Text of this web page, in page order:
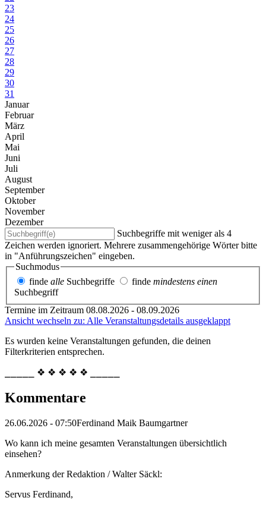
23
24
25
26
27
28
29
30
31
Januar
Februar
März
April
Mai
Juni
Juli
August
September
Oktober
November
Dezember
Suchbegriffe mit weniger als 4
Zeichen werden ignoriert. Mehrere zusammengehörige Wörter bitte
in "Anführungszeichen" eingeben.
Suchmodus
finde alle Suchbegriffe finde mindestens einen
Suchbegriff
Termine im Zeitraum 08.08.2026 - 08.09.2026
Ansicht wechseln zu: Alle Veranstaltungsdetails ausgeklappt
Es wurden keine Veranstaltungen gefunden, die deinen
Filterkriterien entsprechen.
⎯⎯⎯⎯⎯ ❖ ❖ ❖ ❖ ❖ ⎯⎯⎯⎯⎯
Kommentare
26.06.2026 - 07:50Ferdinand Maik Baumgartner
Wo kann ich meine gesamten Veranstaltungen übersichtlich
einsehen?
Anmerkung der Redaktion /Walter Säckl:
Servus Ferdinand,